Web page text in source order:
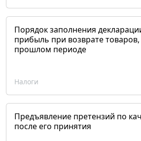
Порядок заполнения
прибыль при возврате
прошлом периоде
Налоги
Предъявление претензий по
после его принятия